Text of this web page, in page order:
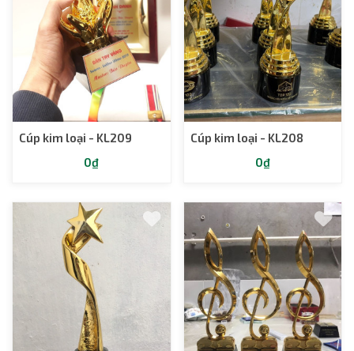
Cúp kim loại - KL209
0₫
Cúp kim loại - KL208
0₫